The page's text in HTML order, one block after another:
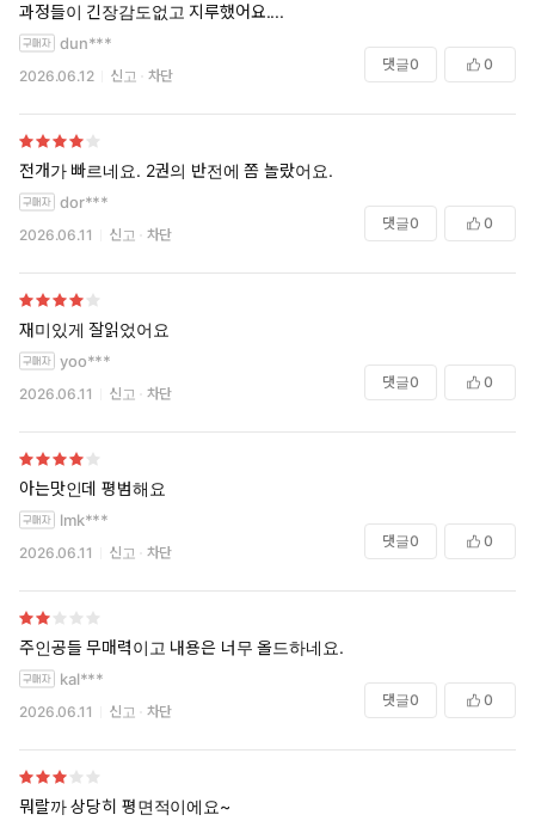
과정들이 긴장감도없고 지루했어요....
dun***
2026.06.12 신고 차단
댓글0 0
전개가 빠르네요. 2권의 반전에 쫌 놀랐어요.
dor***
2026.06.11 신고 차단
댓글0 0
재미있게 잘읽었어요
yoo***
2026.06.11 신고 차단
댓글0 0
아는맛인데 평범해요
lmk***
2026.06.11 신고 차단
댓글0 0
주인공들 무매력이고 내용은 너무 올드하네요.
kal***
2026.06.11 신고 차단
댓글0 0
뭐랄까 상당히 평면적이에요~